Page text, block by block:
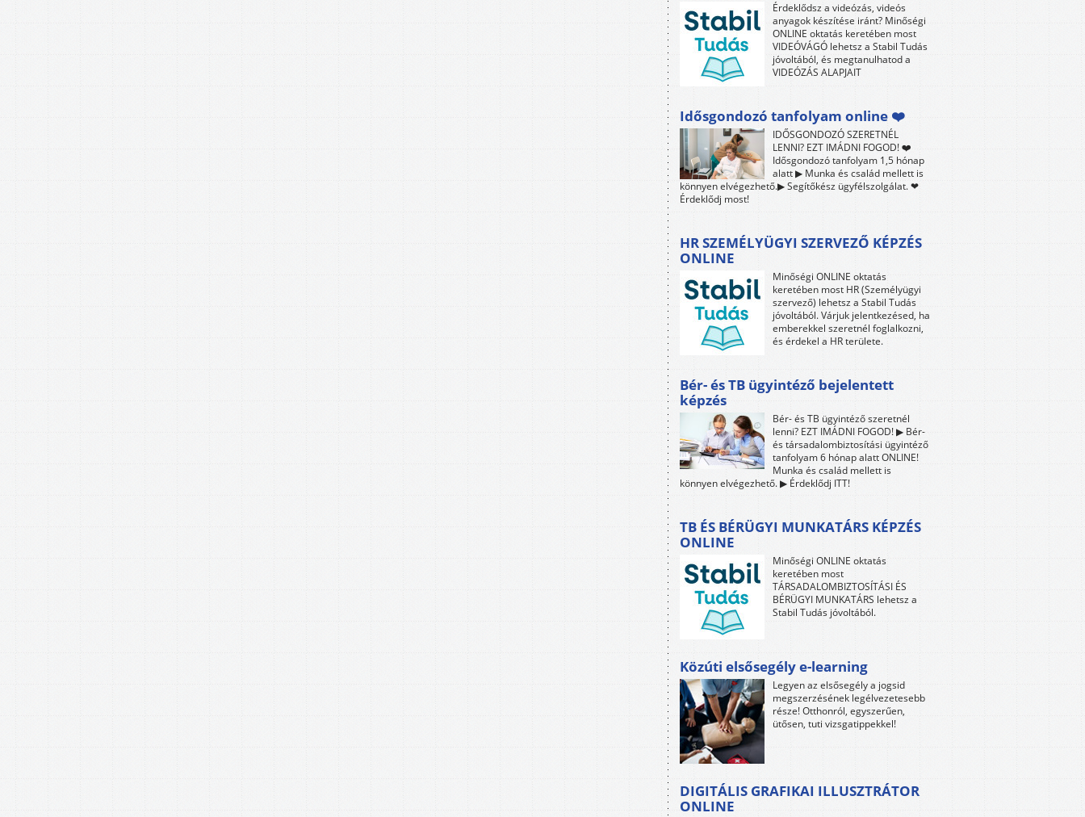
Érdeklődsz a videózás, videós
anyagok készítése iránt? Minőségi
ONLINE oktatás keretében most
VIDEÓVÁGÓ lehetsz a Stabil Tudás
jóvoltából, és megtanulhatod a
VIDEÓZÁS ALAPJAIT
Idősgondozó tanfolyam online ❤️
IDŐSGONDOZÓ SZERETNÉL
LENNI? EZT IMÁDNI FOGOD! ❤️
Idősgondozó tanfolyam 1,5 hónap
alatt ▶ Munka és család mellett is
könnyen elvégezhető.▶ Segítőkész ügyfélszolgálat. ❤
Érdeklődj most!
HR SZEMÉLYÜGYI SZERVEZŐ KÉPZÉS
ONLINE
Minőségi ONLINE oktatás
keretében most HR (Személyügyi
szervező) lehetsz a Stabil Tudás
jóvoltából. Várjuk jelentkezésed, ha
emberekkel szeretnél foglalkozni,
és érdekel a HR területe.
Bér- és TB ügyintéző bejelentett
képzés
Bér- és TB ügyintéző szeretnél
lenni? EZT IMÁDNI FOGOD! ▶ Bér-
és társadalombiztosítási ügyintéző
tanfolyam 6 hónap alatt ONLINE!
Munka és család mellett is
könnyen elvégezhető. ▶ Érdeklődj ITT!
TB ÉS BÉRÜGYI MUNKATÁRS KÉPZÉS
ONLINE
Minőségi ONLINE oktatás
keretében most
TÁRSADALOMBIZTOSÍTÁSI ÉS
BÉRÜGYI MUNKATÁRS lehetsz a
Stabil Tudás jóvoltából.
Közúti elsősegély e-learning
Legyen az elsősegély a jogsid
megszerzésének legélvezetesebb
része! Otthonról, egyszerűen,
ütősen, tuti vizsgatippekkel!
DIGITÁLIS GRAFIKAI ILLUSZTRÁTOR
ONLINE